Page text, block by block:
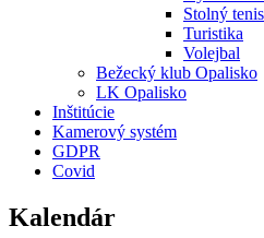
Stolný tenis
Turistika
Volejbal
Bežecký klub Opalisko
LK Opalisko
Inštitúcie
Kamerový systém
GDPR
Covid
Kalendár